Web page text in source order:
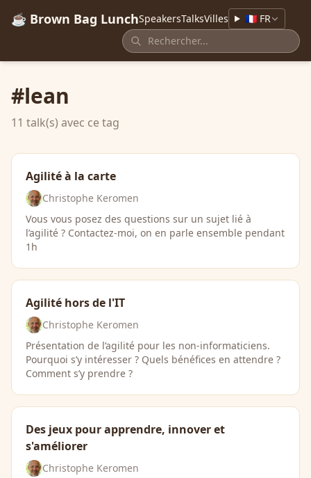
☕ Brown Bag LunchSpeakersTalksVilles 🇫🇷 FR
#lean
11 talk(s) avec ce tag
Agilité à la carte
Christophe Keromen
Vous vous posez des questions sur un sujet lié à
l’agilité ? Contactez-moi, on en parle ensemble pendant
1h
Agilité hors de l'IT
Christophe Keromen
Présentation de l’agilité pour les non-informaticiens.
Pourquoi s’y intéresser ? Quels bénéfices en attendre ?
Comment s’y prendre ?
Des jeux pour apprendre, innover et
s'améliorer
Christophe Keromen